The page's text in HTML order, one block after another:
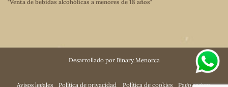
"Venta de bebidas alcohólicas a menores de 18 años"
Desarrollado por Binary Menorca
Avisos legales Política de privacidad Política de cookies Pago seguro